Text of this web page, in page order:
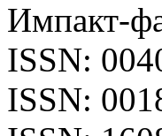
Импакт-
ISSN:
ISSN: